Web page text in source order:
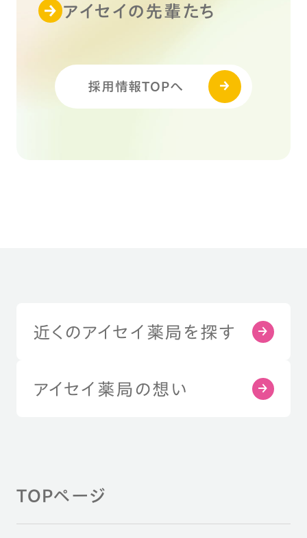
アイセイの先輩たち
採用情報TOPへ
近くのアイセイ薬局を探す
アイセイ薬局の想い
TOPページ